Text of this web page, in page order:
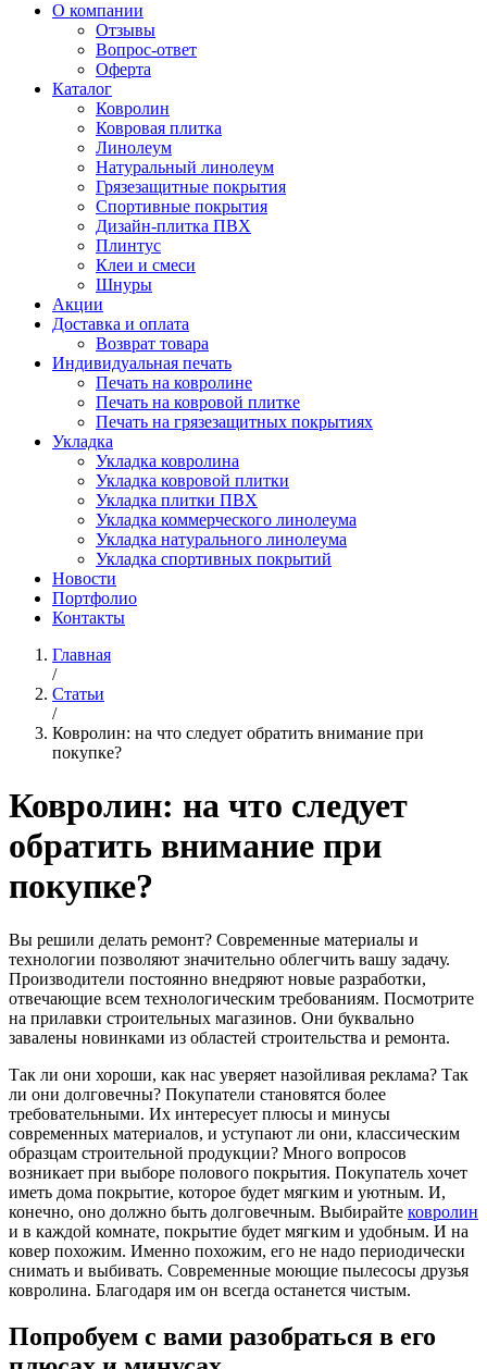
О компании
Отзывы
Вопрос-ответ
Оферта
Каталог
Ковролин
Ковровая плитка
Линолеум
Натуральный линолеум
Грязезащитные покрытия
Спортивные покрытия
Дизайн-плитка ПВХ
Плинтус
Клеи и смеси
Шнуры
Акции
Доставка и оплата
Возврат товара
Индивидуальная печать
Печать на ковролине
Печать на ковровой плитке
Печать на грязезащитных покрытиях
Укладка
Укладка ковролина
Укладка ковровой плитки
Укладка плитки ПВХ
Укладка коммерческого линолеума
Укладка натурального линолеума
Укладка спортивных покрытий
Новости
Портфолио
Контакты
Главная
/
Статьи
/
Ковролин: на что следует обратить внимание при
покупке?
Ковролин: на что следует
обратить внимание при
покупке?
Вы решили делать ремонт? Современные материалы и
технологии позволяют значительно облегчить вашу задачу.
Производители постоянно внедряют новые разработки,
отвечающие всем технологическим требованиям. Посмотрите
на прилавки строительных магазинов. Они буквально
завалены новинками из областей строительства и ремонта.
Так ли они хороши, как нас уверяет назойливая реклама? Так
ли они долговечны? Покупатели становятся более
требовательными. Их интересует плюсы и минусы
современных материалов, и уступают ли они, классическим
образцам строительной продукции? Много вопросов
возникает при выборе полового покрытия. Покупатель хочет
иметь дома покрытие, которое будет мягким и уютным. И,
конечно, оно должно быть долговечным. Выбирайте ковролин
и в каждой комнате, покрытие будет мягким и удобным. И на
ковер похожим. Именно похожим, его не надо периодически
снимать и выбивать. Современные моющие пылесосы друзья
ковролина. Благодаря им он всегда останется чистым.
Попробуем с вами разобраться в его